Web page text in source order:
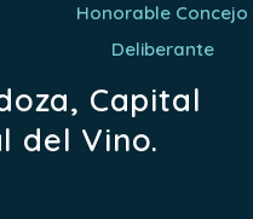
Honorable Concejo
Deliberante
Capital
del Vino.